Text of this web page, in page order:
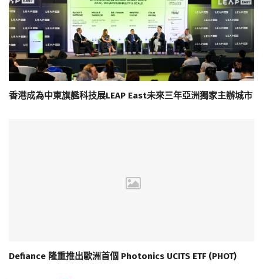
香港成為中東旗艦科技展LEAP East未來三年亞洲獨家主辦城市
Defiance 隆重推出歐洲首個 Photonics UCITS ETF (PHOT)